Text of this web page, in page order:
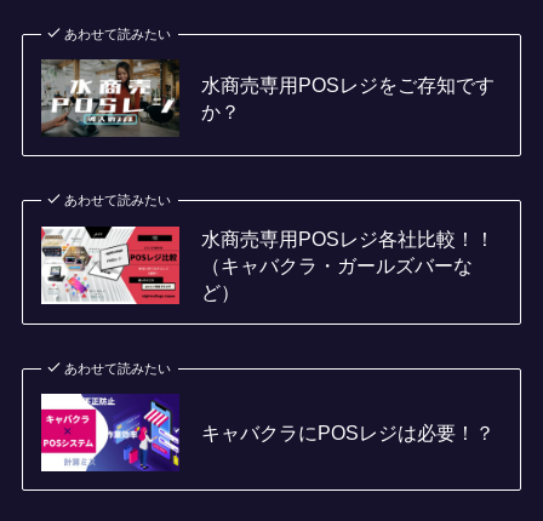
あわせて読みたい
水商売専用POSレジをご存知です
か？
あわせて読みたい
水商売専用POSレジ各社比較！！
（キャバクラ・ガールズバーな
ど）
あわせて読みたい
キャバクラにPOSレジは必要！？